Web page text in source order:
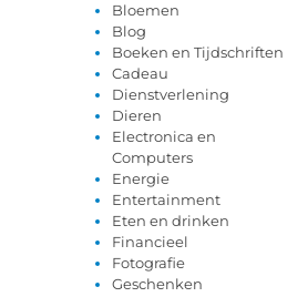
Bloemen
Blog
Boeken en Tijdschriften
Cadeau
Dienstverlening
Dieren
Electronica en
Computers
Energie
Entertainment
Eten en drinken
Financieel
Fotografie
Geschenken